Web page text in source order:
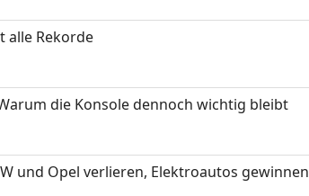
alle Rekorde
die Konsole dennoch wichtig bleibt
und Opel verlieren, Elektroautos gewinnen